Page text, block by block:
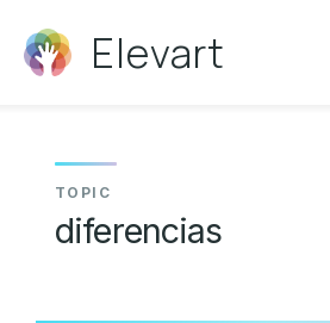
contenido Elevart
diferencias